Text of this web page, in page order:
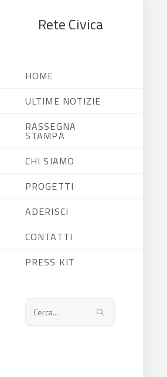
Rete Civica
HOME
ULTIME NOTIZIE
RASSEGNA
STAMPA
CHI SIAMO
PROGETTI
ADERISCI
CONTATTI
PRESS KIT
Cerca